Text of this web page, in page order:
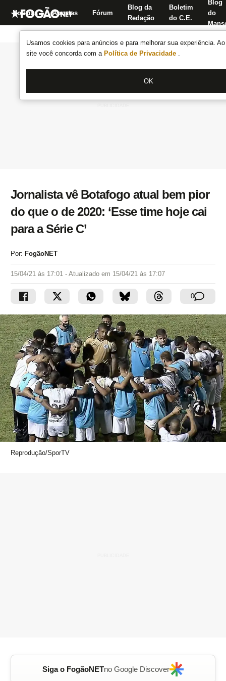
Usamos cookies para anúncios e para melhorar sua experiência.
site você concorda com a Política de Privacidade .
OK
Notícias Apostas Fórum
Blog da
Redação
Boletim
do C.E.
Blog
do
Jornalista vê Botafogo atual bem pior
do que o de 2020: ‘Esse time hoje cai
para a Série C’
Por: FogãoNET
15/04/21 às 17:01 - Atualizado em 15/04/21 às 17:07
0
Reprodução/SporTV
Siga o FogãoNETno Google Discover